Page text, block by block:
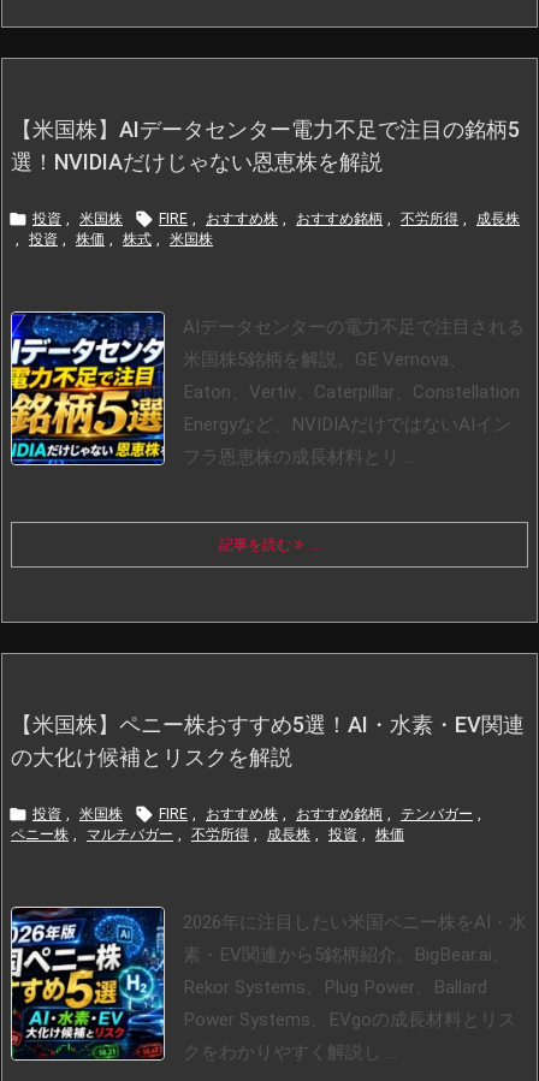
【米国株】AIデータセンター電力不足で注目の銘柄5
選！NVIDIAだけじゃない恩恵株を解説
 投資 , 米国株  FIRE , おすすめ株 , おすすめ銘柄 , 不労所得 ,
成長株
,
投資 , 株価 , 株式 , 米国株
AIデータセンターの電力不足で注目される
米国株5銘柄を解説。GE Vernova、
Eaton、Vertiv、Caterpillar、Constellation
Energyなど、NVIDIAだけではないAIイン
フラ恩恵株の成長材料とリ ...
記事を読む ...
【米国株】ペニー株おすすめ5選！AI・水素・EV関連
の大化け候補とリスクを解説
 投資 , 米国株  FIRE , おすすめ株 , おすすめ銘柄 , テンバガー ,
ペニー株 , マルチバガー , 不労所得 , 成長株 , 投資 , 株価
2026年に注目したい米国ペニー株をAI・水
素・EV関連から5銘柄紹介。BigBear.ai、
Rekor Systems、Plug Power、Ballard
Power Systems、EVgoの成長材料とリス
クをわかりやすく解説し ...